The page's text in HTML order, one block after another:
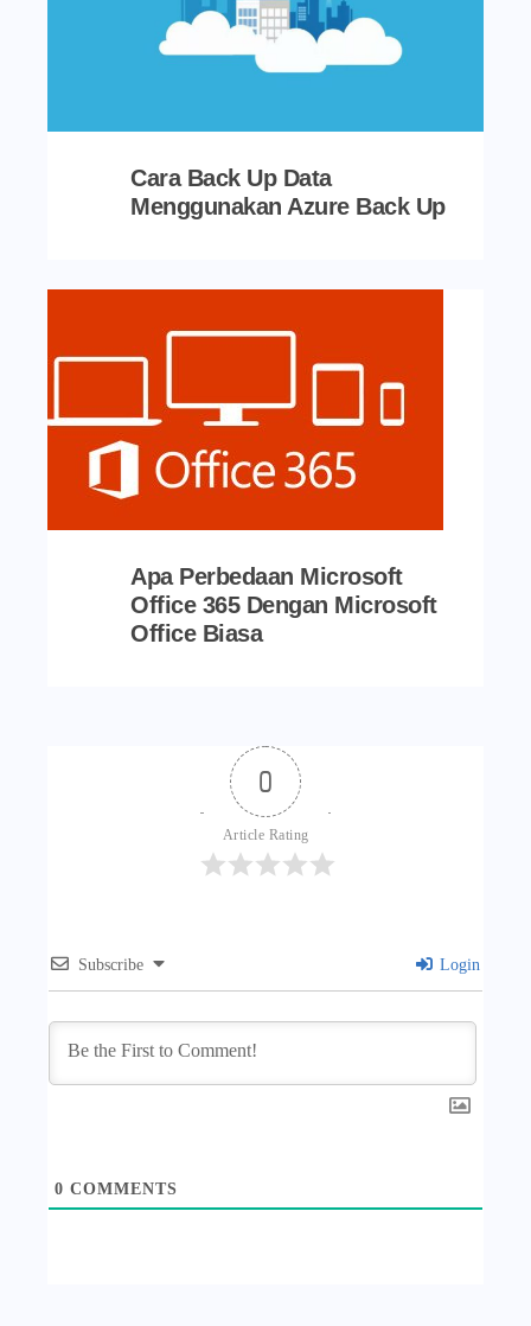
Cara Back Up Data
Menggunakan Azure Back Up
Apa Perbedaan Microsoft
Office 365 Dengan Microsoft
Office Biasa
0
Article Rating
Subscribe Login
0 COMMENTS